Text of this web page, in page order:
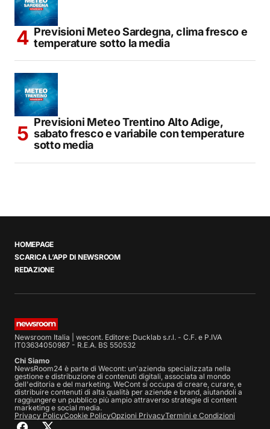
Previsioni Meteo Sardegna, clima fresco e
temperature sotto la media
Previsioni Meteo Trentino Alto Adige,
sabato fresco e variabile con temperature
sotto media
HOMEPAGE
SCARICA L’APP DI NEWSROOM
REDAZIONE
Newsroom Italia | wecont. Editore: Ducklab s.r.l. - C.F. e P.IVA
IT03634050987 - R.E.A. BS 550532
Chi Siamo
NewsRoom24 è parte di Wecont: un'azienda specializzata nella
gestione e distribuzione di contenuti digitali, associata al mondo
dell'editoria e del marketing. WeCont si occupa di creare, curare, e
distribuire contenuti di alta qualità per aziende e brand, aiutandoli a
raggiungere un pubblico più ampio attraverso strategie di content
marketing e social media.
Privacy PolicyCookie PolicyOpzioni PrivacyTermini e Condizioni